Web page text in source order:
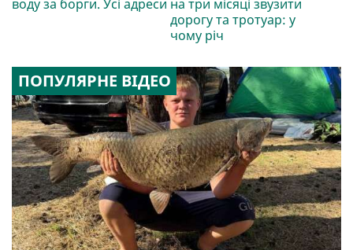
воду за борги. Усі адреси на три місяці звузити
дорогу та тротуар: у
чому річ
ПОПУЛЯРНЕ ВІДЕО